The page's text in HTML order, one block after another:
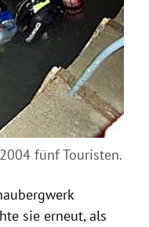
fünf Touristen.
sie erneut, als